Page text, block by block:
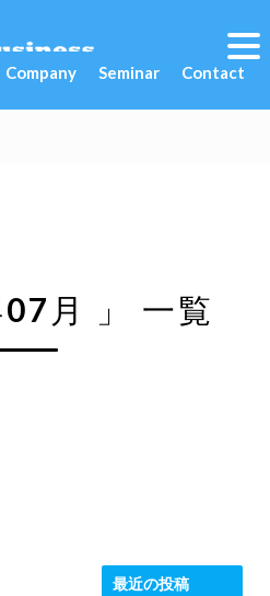
Company Seminar Contact
07月 」 一覧
最近の投稿